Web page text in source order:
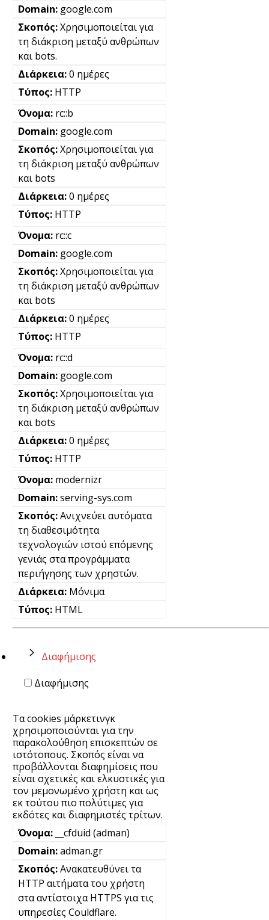
google.com
Χρησιμοποιείται για
τη διάκριση μεταξύ ανθρώπων
και bots.
0 ημέρες
HTTP
rc::b
google.com
Χρησιμοποιείται για
τη διάκριση μεταξύ ανθρώπων
και bots
0 ημέρες
HTTP
rc::c
google.com
Χρησιμοποιείται για
τη διάκριση μεταξύ ανθρώπων
και bots
0 ημέρες
HTTP
rc::d
google.com
Χρησιμοποιείται για
τη διάκριση μεταξύ ανθρώπων
και bots
0 ημέρες
HTTP
modernizr
serving-sys.com
Ανιχνεύει αυτόματα
τη διαθεσιμότητα
τεχνολογιών ιστού επόμενης
γενιάς στα προγράμματα
περιήγησης των χρηστών.
Μόνιμα
HTML
Διαφήμισης
Διαφήμισης
Τα cookies μάρκετινγκ
χρησιμοποιούνται για την
παρακολούθηση επισκεπτών σε
ιστότοπους. Σκοπός είναι να
προβάλλονται διαφημίσεις που
είναι σχετικές και ελκυστικές για
τον μεμονωμένο χρήστη και ως
εκ τούτου πιο πολύτιμες για
εκδότες και διαφημιστές τρίτων.
__cfduid (adman)
adman.gr
Ανακατευθύνει τα
HTTP αιτήματα του χρήστη
στα αντίστοιχα HTTPS για τις
υπηρεσίες Couldflare.